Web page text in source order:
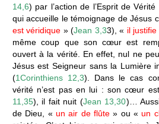
14,6) par l’action de l’Esprit de Vérité
qui accueille le témoignage de Jésus
est véridique » (Jean 3,33), « il justifie
même coup que son cœur est
ouvert à la vérité. En effet, nul ne
Jésus est Seigneur sans la Lumière
(1Corinthiens 12,3). Dans le cas
vérité n’est pas en lui : son cœur
11,35), il fait nuit (Jean 13,30)…
de Dieu, « un air de flûte» ou «un